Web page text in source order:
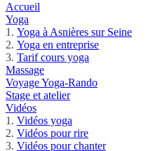
Accueil
Yoga
Yoga à Asnières sur Seine
Yoga en entreprise
Tarif cours yoga
Massage
Voyage Yoga-Rando
Stage et atelier
Vidéos
Vidéos yoga
Vidéos pour rire
Vidéos pour chanter